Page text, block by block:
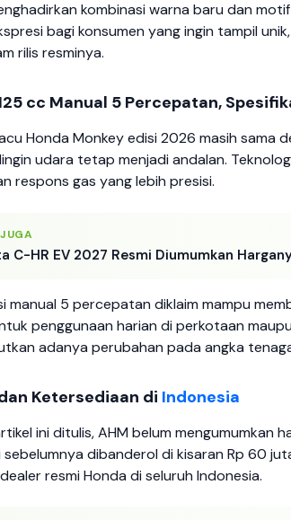
kombinasi warna baru dan
bagi konsumen yang ingin tampil
rilis resminya.
cc Manual 5 Percepatan,
Honda Monkey edisi 2026 masih sama
udara tetap menjadi andalan.
respons gas yang lebih presisi.
C-HR EV 2027 Resmi Diumumkan
manual 5 percepatan diklaim mampu
penggunaan harian di perkotaan
adanya perubahan pada angka
Ketersediaan di Indonesia
ini ditulis, AHM belum mengumumkan
sebelumnya dibanderol di kisaran Rp 60
resmi Honda di seluruh Indonesia.